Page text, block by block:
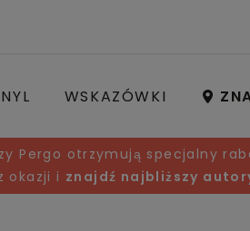
WSKAZÓWKI
Pergo otrzymują specjalny
okazji i znajdź najbliższy